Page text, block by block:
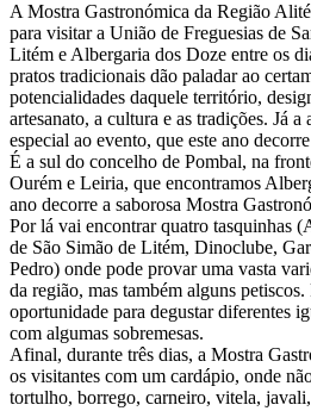
A Mostra Gastronómica da Região
para visitar a União de Freguesias de
Litém e Albergaria dos Doze entre os
pratos tradicionais dão paladar ao
potencialidades daquele território,
artesanato, a cultura e as tradições. Já
especial ao evento, que este ano
É a sul do concelho de Pombal, na
Ourém e Leiria, que encontramos
ano decorre a saborosa Mostra
Por lá vai encontrar quatro tasquinhas
de São Simão de Litém, Dinoclube,
Pedro) onde pode provar uma vasta
da região, mas também alguns
oportunidade para degustar diferentes
com algumas sobremesas.
Afinal, durante três dias, a Mostra
os visitantes com um cardápio, onde
tortulho, borrego, carneiro, vitela,